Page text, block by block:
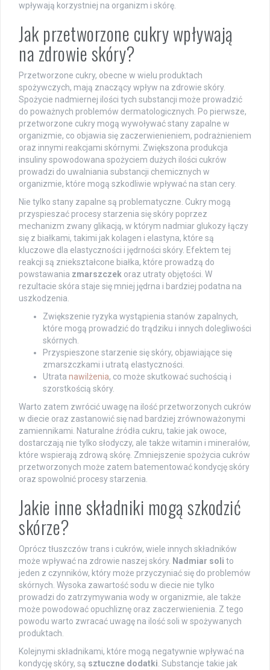
wpływają korzystniej na organizm i skórę.
Jak przetworzone cukry wpływają
na zdrowie skóry?
Przetworzone cukry, obecne w wielu produktach
spożywczych, mają znaczący wpływ na zdrowie skóry.
Spożycie nadmiernej ilości tych substancji może prowadzić
do poważnych problemów dermatologicznych. Po pierwsze,
przetworzone cukry mogą wywoływać stany zapalne w
organizmie, co objawia się zaczerwienieniem, podrażnieniem
oraz innymi reakcjami skórnymi. Zwiększona produkcja
insuliny spowodowana spożyciem dużych ilości cukrów
prowadzi do uwalniania substancji chemicznych w
organizmie, które mogą szkodliwie wpływać na stan cery.
Nie tylko stany zapalne są problematyczne. Cukry mogą
przyspieszać procesy starzenia się skóry poprzez
mechanizm zwany glikacją, w którym nadmiar glukozy łączy
się z białkami, takimi jak kolagen i elastyna, które są
kluczowe dla elastyczności i jędrności skóry. Efektem tej
reakcji są zniekształcone białka, które prowadzą do
powstawania zmarszczek oraz utraty objętości. W
rezultacie skóra staje się mniej jędrna i bardziej podatna na
uszkodzenia.
Zwiększenie ryzyka wystąpienia stanów zapalnych,
które mogą prowadzić do trądziku i innych dolegliwości
skórnych.
Przyspieszone starzenie się skóry, objawiające się
zmarszczkami i utratą elastyczności.
Utrata nawilżenia, co może skutkować suchością i
szorstkością skóry.
Warto zatem zwrócić uwagę na ilość przetworzonych cukrów
w diecie oraz zastanowić się nad bardziej zrównoważonymi
zamiennikami. Naturalne źródła cukru, takie jak owoce,
dostarczają nie tylko słodyczy, ale także witamin i minerałów,
które wspierają zdrową skórę. Zmniejszenie spożycia cukrów
przetworzonych może zatem batementować kondycję skóry
oraz spowolnić procesy starzenia.
Jakie inne składniki mogą szkodzić
skórze?
Oprócz tłuszczów trans i cukrów, wiele innych składników
może wpływać na zdrowie naszej skóry. Nadmiar soli to
jeden z czynników, który może przyczyniać się do problemów
skórnych. Wysoka zawartość sodu w diecie nie tylko
prowadzi do zatrzymywania wody w organizmie, ale także
może powodować opuchliznę oraz zaczerwienienia. Z tego
powodu warto zwracać uwagę na ilość soli w spożywanych
produktach.
Kolejnymi składnikami, które mogą negatywnie wpływać na
kondycję skóry, są sztuczne dodatki. Substancje takie jak